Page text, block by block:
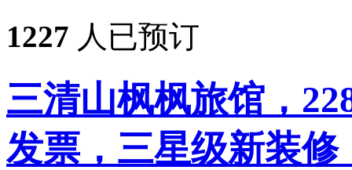
1227 人已预订
三清山枫枫旅馆，
发票，三星级新装修